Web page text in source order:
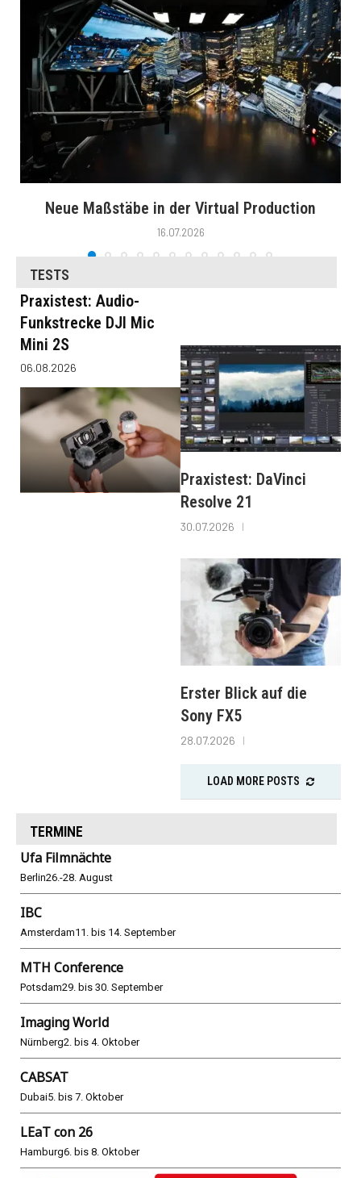
Neue Maßstäbe in der Virtual Production
16.07.2026
TESTS
Praxistest: Audio-
Funkstrecke DJI Mic
Mini 2S
06.08.2026
Praxistest: DaVinci
Resolve 21
30.07.2026
Erster Blick auf die
Sony FX5
28.07.2026
LOAD MORE POSTS
TERMINE
Ufa Filmnächte
Berlin26.-28. August
IBC
Amsterdam11. bis 14. September
MTH Conference
Potsdam29. bis 30. September
Imaging World
Nürnberg2. bis 4. Oktober
CABSAT
Dubai5. bis 7. Oktober
LEaT con 26
Hamburg6. bis 8. Oktober